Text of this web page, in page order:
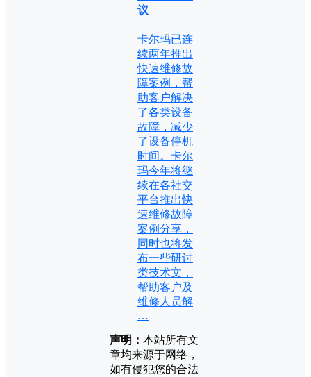
议
卡尔玛已连
续两年推出
快速维修故
障案例，帮
助客户解决
了各类设备
故障，减少
了设备停机
时间。卡尔
玛今年将继
续在各社交
平台推出快
速维修故障
案例分享，
同时也将发
布一些研讨
类技术文，
帮助客户及
维修人员解
…
声明： 本站所有文
章均来源于网络，
如有侵犯您的合法